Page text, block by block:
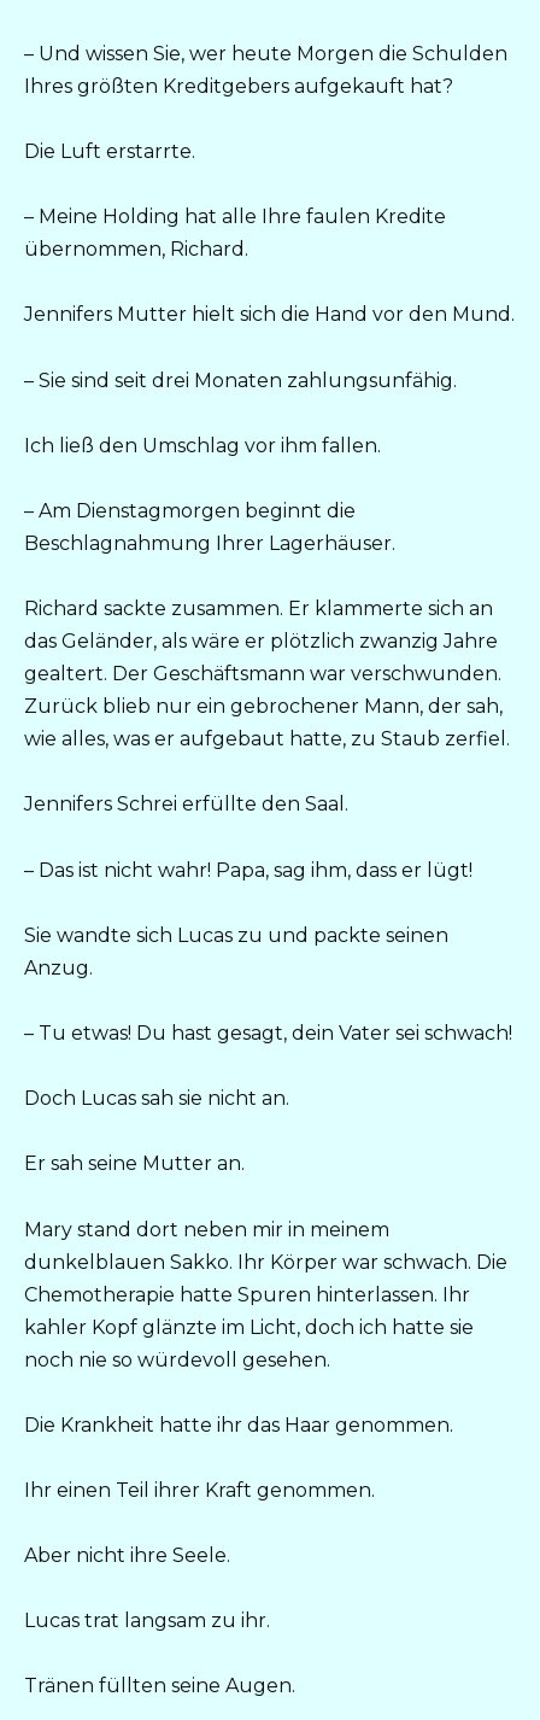
– Und wissen Sie, wer heute Morgen die Schulden
Ihres größten Kreditgebers aufgekauft hat?
Die Luft erstarrte.
– Meine Holding hat alle Ihre faulen Kredite
übernommen, Richard.
Jennifers Mutter hielt sich die Hand vor den Mund.
– Sie sind seit drei Monaten zahlungsunfähig.
Ich ließ den Umschlag vor ihm fallen.
– Am Dienstagmorgen beginnt die
Beschlagnahmung Ihrer Lagerhäuser.
Richard sackte zusammen. Er klammerte sich an
das Geländer, als wäre er plötzlich zwanzig Jahre
gealtert. Der Geschäftsmann war verschwunden.
Zurück blieb nur ein gebrochener Mann, der sah,
wie alles, was er aufgebaut hatte, zu Staub zerfiel.
Jennifers Schrei erfüllte den Saal.
– Das ist nicht wahr! Papa, sag ihm, dass er lügt!
Sie wandte sich Lucas zu und packte seinen
Anzug.
– Tu etwas! Du hast gesagt, dein Vater sei schwach!
Doch Lucas sah sie nicht an.
Er sah seine Mutter an.
Mary stand dort neben mir in meinem
dunkelblauen Sakko. Ihr Körper war schwach. Die
Chemotherapie hatte Spuren hinterlassen. Ihr
kahler Kopf glänzte im Licht, doch ich hatte sie
noch nie so würdevoll gesehen.
Die Krankheit hatte ihr das Haar genommen.
Ihr einen Teil ihrer Kraft genommen.
Aber nicht ihre Seele.
Lucas trat langsam zu ihr.
Tränen füllten seine Augen.